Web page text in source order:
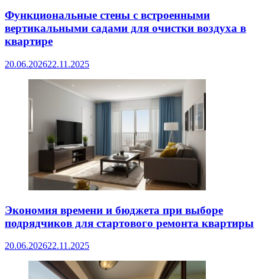
Функциональные стены с встроенными
вертикальными садами для очистки воздуха в
квартире
20.06.202622.11.2025
Экономия времени и бюджета при выборе
подрядчиков для стартового ремонта квартиры
20.06.202622.11.2025